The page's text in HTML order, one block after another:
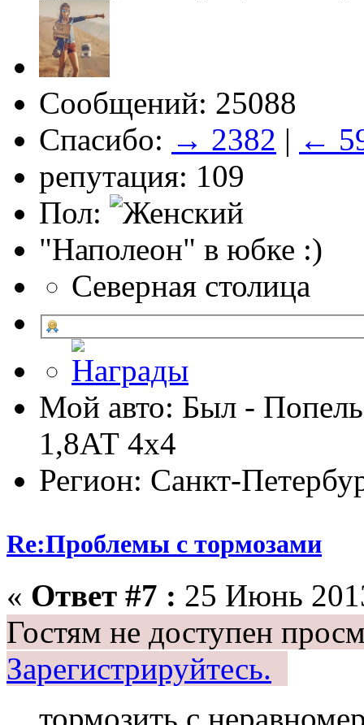
Сообщений: 25088
Спасибо: → 2382 | ←
репутация: 109
Пол:
"Наполеон" в юбке :)
Северная столица
Мой авто: Был -
1,8АТ 4х4
Регион: Санкт-
Re:Проблемы с тормозами
« Ответ #7 : 25 Июнь
Гостям не доступен
Зарегистрируйтесь.